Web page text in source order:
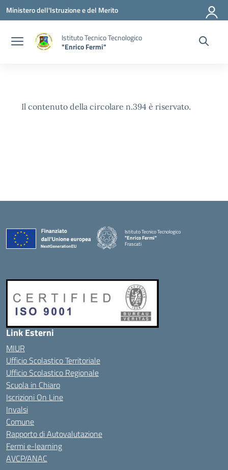
Vai ai contenuti
Vai al menu di navigazione
Vai al footer
Ministero dell'Istruzione e del Merito
Istituto Tecnico Tecnologico
"Enrico Fermi"
Il contenuto della circolare n.394 è riservato.
Istituto Tecnico Tecnologico
"Enrico Fermi"
Frascati
Link Esterni
MIUR
Ufficio Scolastico Territoriale
Ufficio Scolastico Regionale
Scuola in Chiaro
Iscrizioni On Line
Invalsi
Comune
Rapporto di Autovalutazione
Fermi e-learning
AVCP/ANAC